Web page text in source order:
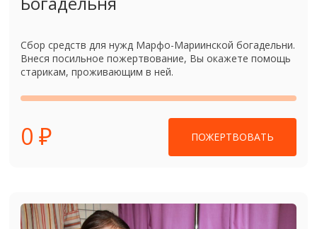
Сбор средств для нужд Марфо-Мариинской богадельни.
Внеся посильное пожертвование, Вы окажете помощь
старикам, проживающим в ней.
0 ₽ ПОЖЕРТВОВАТЬ